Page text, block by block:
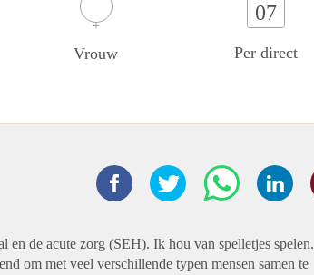
Vrouw
07
Per direct
en de acute zorg (SEH). Ik hou van spelletjes spelen.
om met veel verschillende typen mensen samen te